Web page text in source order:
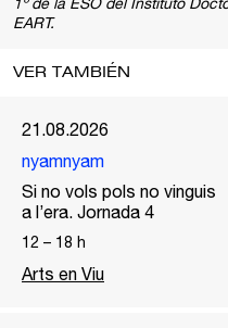
EART.
VER TAMBIÉN
21.08.2026
nyamnyam
Si no vols pols no vinguis
a l’era. Jornada 4
12 – 18 h
Arts en Viu